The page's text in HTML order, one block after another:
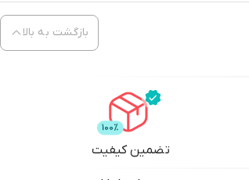
بازگشت به بالا
تضمین کیفیت